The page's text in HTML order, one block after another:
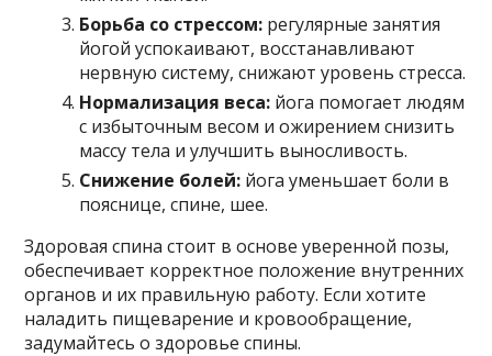
Борьба со стрессом: регулярные занятия
йогой успокаивают, восстанавливают
нервную систему, снижают уровень стресса.
Нормализация веса: йога помогает людям
с избыточным весом и ожирением снизить
массу тела и улучшить выносливость.
Снижение болей: йога уменьшает боли в
пояснице, спине, шее.
Здоровая спина стоит в основе уверенной позы,
обеспечивает корректное положение внутренних
органов и их правильную работу. Если хотите
наладить пищеварение и кровообращение,
задумайтесь о здоровье спины.